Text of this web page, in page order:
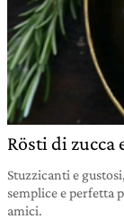
Rösti di
Stuzzicanti e
semplice e perfetta
amici.